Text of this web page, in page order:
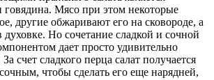
говядина. Мясо при этом некоторые
другие обжаривают его на сковороде, а
духовке. Но сочетание сладкой и сочной
дает просто удивительно
счет сладкого перца салат получается
чтобы сделать его еще нарядней,